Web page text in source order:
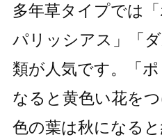
多年草タイプでは
パリッシアス」「
類が人気です。「
なると黄色い花を
色の葉は秋になる